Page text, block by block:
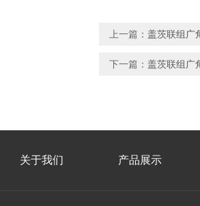
上一篇： 盖茨联组广
下一篇： 盖茨联组广
关于我们 产品展示